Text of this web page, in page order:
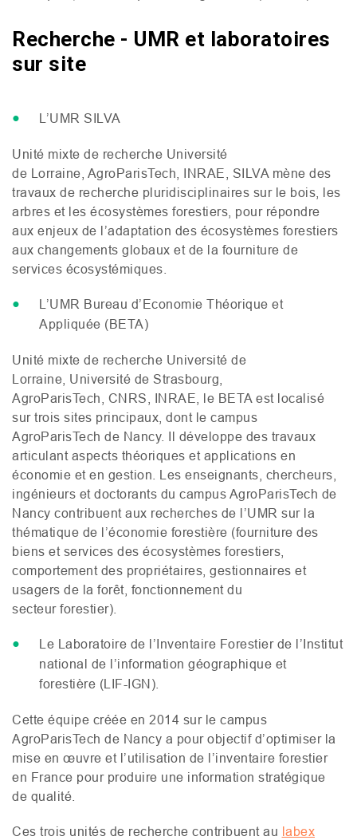
Recherche - UMR et laboratoires
sur site
L’UMR SILVA
Unité mixte de recherche Université
de Lorraine, AgroParisTech, INRAE SILVA mène des
travaux de recherche pluridisciplinaires sur le bois, les
arbres et les écosystèmes forestiers, pour répondre
aux enjeux de l’adaptation des écosystèmes forestiers
aux changements globaux et de la fourniture de
services écosystémiques.
L’UMR Bureau d’Economie Théorique et
Appliquée (BETA)
Unité mixte de recherche Université de
Lorraine, Université de Strasbourg,
AgroParisTech, CNRS INRAE , le BETA est localisé
sur trois sites principaux, dont le campus
AgroParisTech de Nancy. Il développe des travaux
articulant aspects théoriques et applications en
économie et en gestion. Les enseignants, chercheurs,
ingénieurs et doctorants du campus AgroParisTech de
Nancy contribuent aux recherches de l’UMR sur la
thématique de l’économie forestière (fourniture des
biens et services des écosystèmes forestiers,
comportement des propriétaires, gestionnaires et
usagers de la forêt, fonctionnement du
secteur forestier).
Le Laboratoire de l’Inventaire Forestier de l’Institut
national de l’information géographique et
forestière (LIF-IGN).
Cette équipe créée en 2014 sur le campus
AgroParisTech de Nancy a pour objectif d’optimiser la
mise en œuvre et l’utilisation de l’inventaire forestier
en France pour produire une information stratégique
de qualité.
Ces trois unités de recherche contribuent au labex